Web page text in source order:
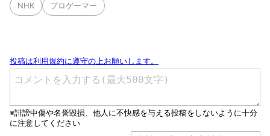
NHK プロゲーマー